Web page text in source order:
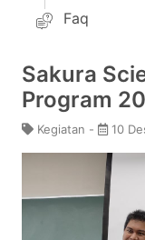
Faq
Sakura
Program
Kegiatan - 10